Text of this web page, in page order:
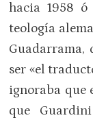
hacia 1958
teología
Guadarrama,
ser «el
ignoraba que
que